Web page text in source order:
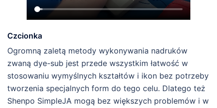
Czcionka
Ogromną zaletą metody wykonywania nadruków
zwaną dye-sub jest przede wszystkim łatwość w
stosowaniu wymyślnych kształtów i ikon bez potrzeby
tworzenia specjalnych form do tego celu. Dlatego też
Shenpo SimpleJA mogą bez większych problemów i w